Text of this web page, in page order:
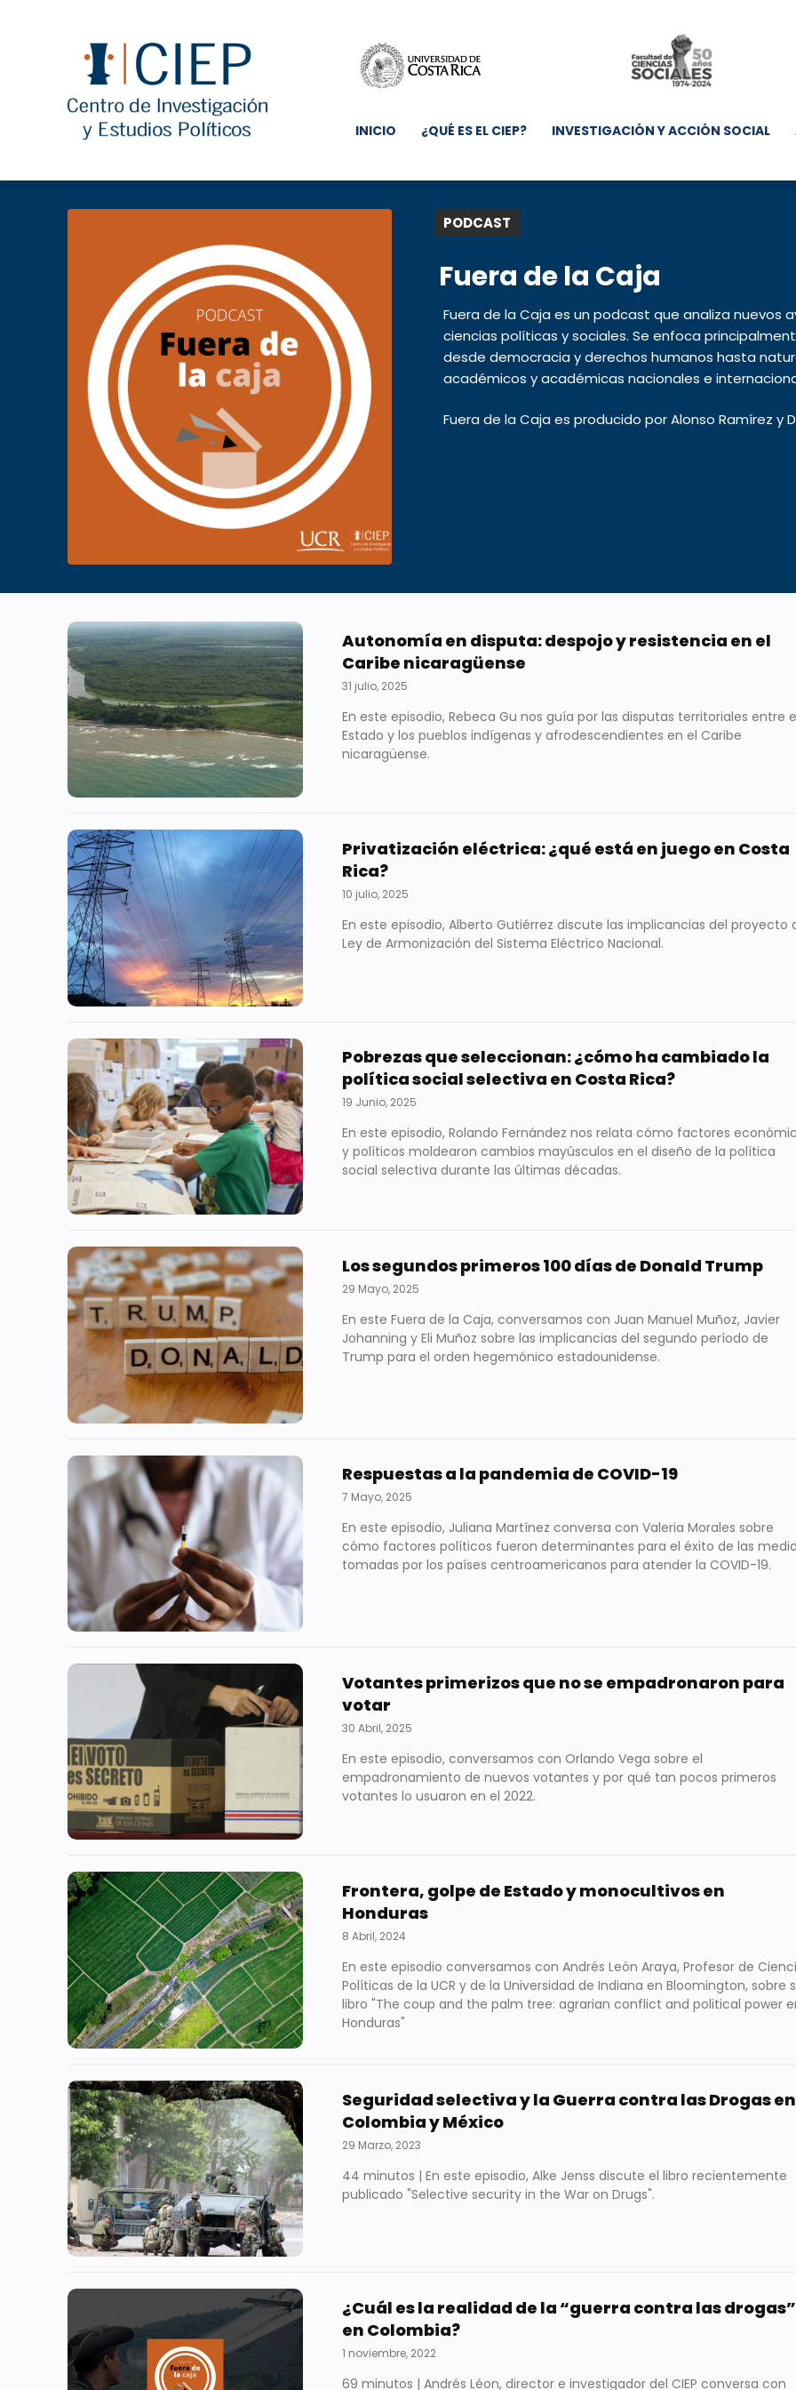
INICIO ¿QUÉ ES EL CIEP? INVESTIGACIÓN Y ACCIÓN SOCIAL
PODCAST
Fuera de la Caja
Fuera de la Caja es un podcast que analiza nuevos
ciencias políticas y sociales. Se enfoca
desde democracia y derechos humanos hasta
académicos y académicas nacionales e
Fuera de la Caja es producido por Alonso Ramírez y
Autonomía en disputa: despojo y resistencia en el
Caribe nicaragüense
31 julio, 2025
En este episodio, Rebeca Gu nos guía por las disputas territoriales entre
Estado y los pueblos indígenas y afrodescendientes en el Caribe
nicaragüense.
Privatización eléctrica: ¿qué está en juego en Costa
Rica?
10 julio, 2025
En este episodio, Alberto Gutiérrez discute las implicancias del proyecto
Ley de Armonización del Sistema Eléctrico Nacional.
Pobrezas que seleccionan: ¿cómo ha cambiado la
política social selectiva en Costa Rica?
19 Junio, 2025
En este episodio, Rolando Fernández nos relata cómo factores
y políticos moldearon cambios mayúsculos en el diseño de la política
social selectiva durante las últimas décadas.
Los segundos primeros 100 días de Donald Trump
29 Mayo, 2025
En este Fuera de la Caja, conversamos con Juan Manuel Muñoz, Javier
Johanning y Eli Muñoz sobre las implicancias del segundo período de
Trump para el orden hegemónico estadounidense.
Respuestas a la pandemia de COVID-19
7 Mayo, 2025
En este episodio, Juliana Martínez conversa con Valeria Morales sobre
cómo factores políticos fueron determinantes para el éxito de las
tomadas por los países centroamericanos para atender la COVID-19.
Votantes primerizos que no se empadronaron para
votar
30 Abril, 2025
En este episodio, conversamos con Orlando Vega sobre el
empadronamiento de nuevos votantes y por qué tan pocos primeros
votantes lo usuaron en el 2022.
Frontera, golpe de Estado y monocultivos en
Honduras
8 Abril, 2024
En este episodio conversamos con Andrés León Araya, Profesor de
Políticas de la UCR y de la Universidad de Indiana en Bloomington, sobre
libro "The coup and the palm tree: agrarian conflict and political power
Honduras"
Seguridad selectiva y la Guerra contra las Drogas en
Colombia y México
29 Marzo, 2023
44 minutos | En este episodio, Alke Jenss discute el libro recientemente
publicado "Selective security in the War on Drugs".
¿Cuál es la realidad de la “guerra contra las drogas”
en Colombia?
1 noviembre, 2022
69 minutos | Andrés Léon, director e investigador del CIEP conversa con